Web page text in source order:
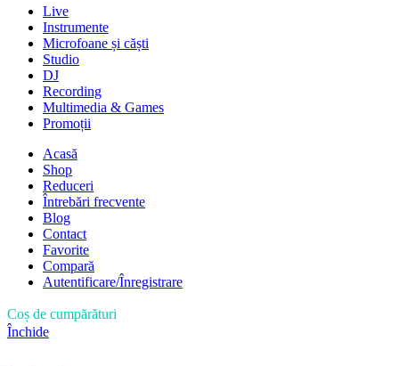
Live
Instrumente
Microfoane și căști
Studio
DJ
Recording
Multimedia & Games
Promoții
Acasă
Shop
Reduceri
Întrebări frecvente
Blog
Contact
Favorite
Compară
Autentificare/Înregistrare
Coș de cumpărături
Închide